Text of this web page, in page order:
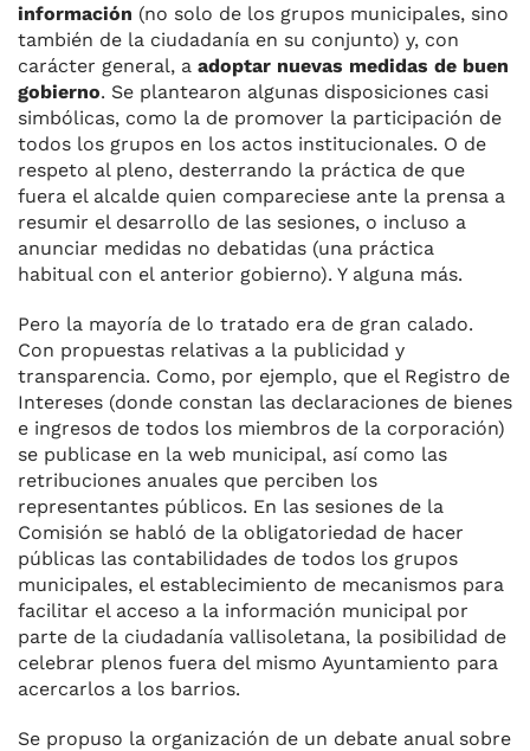
información (no solo de los grupos municipales, sino
también de la ciudadanía en su conjunto) y, con
carácter general, a adoptar nuevas medidas de buen
gobierno. Se plantearon algunas disposiciones casi
simbólicas, como la de promover la participación de
todos los grupos en los actos institucionales. O de
respeto al pleno, desterrando la práctica de que
fuera el alcalde quien compareciese ante la prensa a
resumir el desarrollo de las sesiones, o incluso a
anunciar medidas no debatidas (una práctica
habitual con el anterior gobierno). Y alguna más.
Pero la mayoría de lo tratado era de gran calado.
Con propuestas relativas a la publicidad y
transparencia. Como, por ejemplo, que el Registro de
Intereses (donde constan las declaraciones de bienes
e ingresos de todos los miembros de la corporación)
se publicase en la web municipal, así como las
retribuciones anuales que perciben los
representantes públicos. En las sesiones de la
Comisión se habló de la obligatoriedad de hacer
públicas las contabilidades de todos los grupos
municipales, el establecimiento de mecanismos para
facilitar el acceso a la información municipal por
parte de la ciudadanía vallisoletana, la posibilidad de
celebrar plenos fuera del mismo Ayuntamiento para
acercarlos a los barrios.
Se propuso la organización de un debate anual sobre